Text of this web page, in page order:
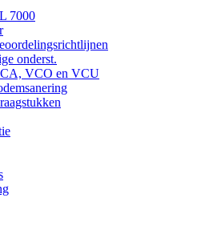
7000
onderst.
VCO en VCU